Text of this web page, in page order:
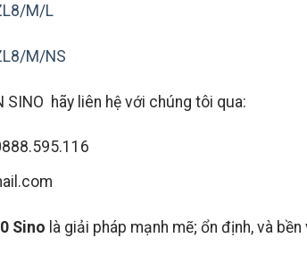
M/L
M/NS
hãy liên hệ với chúng tôi qua:
Sino là giải pháp mạnh mẽ; ổn định, và